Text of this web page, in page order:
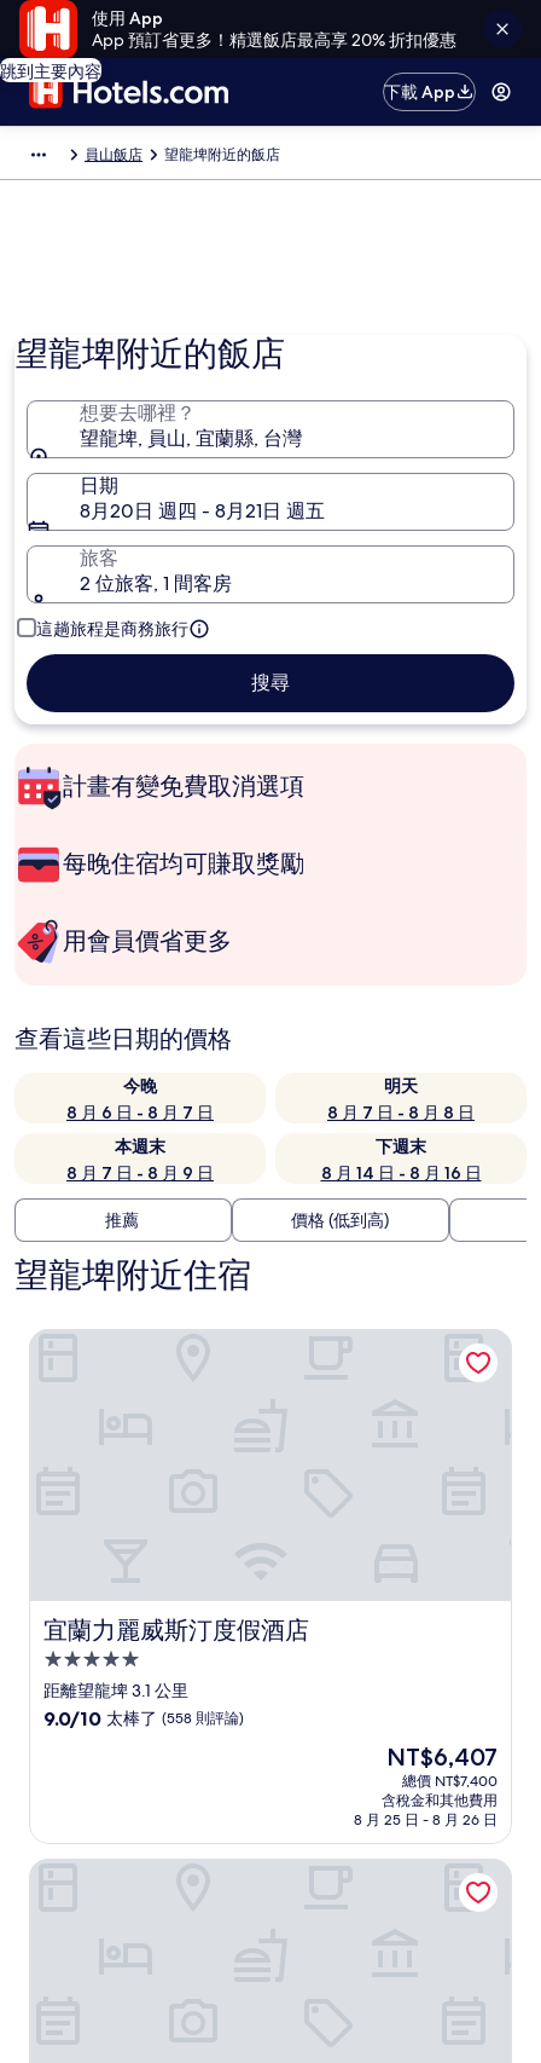
使用 App
App 預訂省更多！精選飯店最高享 20% 折扣優惠
跳到主要內容
下載 App
員山飯店 望龍埤附近的飯店
望龍埤附近的飯店
想要去哪裡？
望龍埤, 員山, 宜蘭縣, 台灣
日期
8月20日 週四 - 8月21日 週五
旅客
2 位旅客, 1 間客房
這趟旅程是商務旅行
搜尋
計畫有變免費取消選項
每晚住宿均可賺取獎勵
用會員價省更多
查看這些日期的價格
今晚
8 月 6 日 - 8 月 7 日
明天
8 月 7 日 - 8 月 8 日
本週末
8 月 7 日 - 8 月 9 日
下週末
8 月 14 日 - 8 月 16 日
推薦 價格 (低到高)
望龍埤附近住宿
宜蘭力麗威斯汀度假酒店
宜蘭力麗威斯汀度假酒店
5.0
星
級
距離望龍埤 3.1 公里
9.0
太
棒
9.0/10 太棒了 (558 則評論)
現
價
格
為
NT$6,407
NT$6,407
總價 NT$7,400
含稅金和其他費用
8 月 25 日 - 8 月 26 日
宜蘭力麗威斯汀度假酒店
R&J GuestHouse